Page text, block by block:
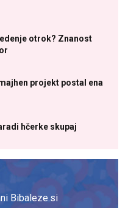
otrok? Znanost
projekt postal ena
hčerke skupaj
Bibaleze.si